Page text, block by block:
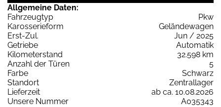
Allgemeine Daten:
Fahrzeugtyp
Pkw
Karosserieform
Geländewagen
Erst-Zul.
Jun / 2025
Getriebe
Automatik
Kilometerstand
32.598 km
Anzahl der Türen
5
Farbe
Schwarz
Standort
Zentrallager
Lieferzeit
ab ca. 10.08.2026
Unsere Nummer
A035343